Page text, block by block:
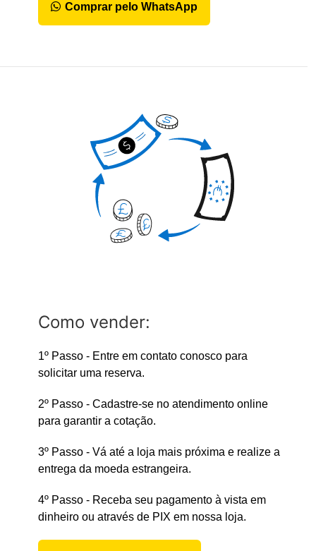
Comprar pelo WhatsApp
Como vender:
1º Passo - Entre em contato conosco para
solicitar uma reserva.
2º Passo - Cadastre-se no atendimento online
para garantir a cotação.
3º Passo - Vá até a loja mais próxima e realize a
entrega da moeda estrangeira.
4º Passo - Receba seu pagamento à vista em
dinheiro ou através de PIX em nossa loja.